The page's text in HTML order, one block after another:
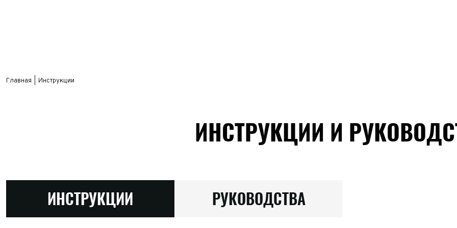
Главная Инструкции
ИНСТРУКЦИИ И
ИНСТРУКЦИИ РУКОВОДСТВА